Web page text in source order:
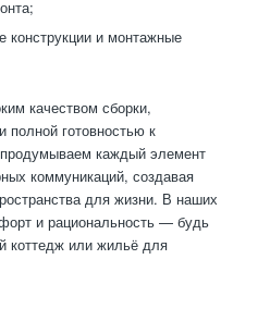
конструкции и монтажные
качеством сборки,
готовностью к
каждый элемент
коммуникаций, создавая
для жизни. В наших
и рациональность — будь
коттедж или жильё для